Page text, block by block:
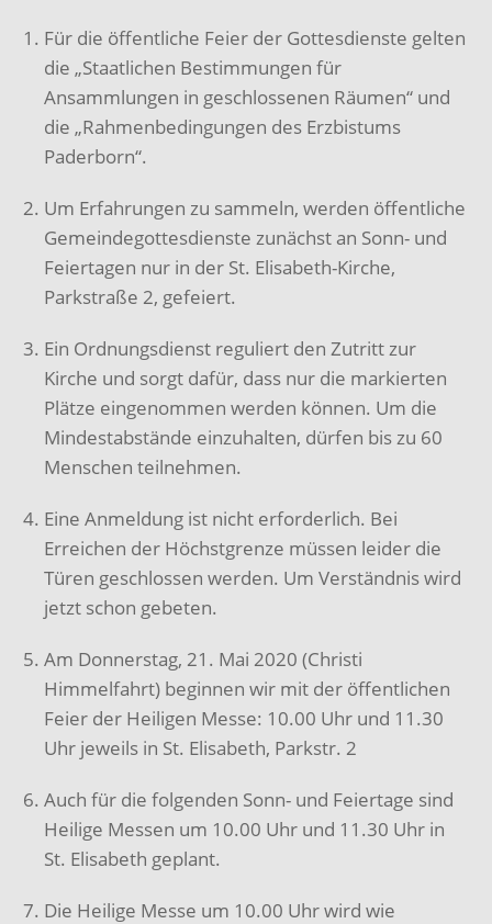
Für die öffentliche Feier der Gottesdienste gelten
die „Staatlichen Bestimmungen für
Ansammlungen in geschlossenen Räumen“ und
die „Rahmenbedingungen des Erzbistums
Paderborn“.
Um Erfahrungen zu sammeln, werden öffentliche
Gemeindegottesdienste zunächst an Sonn- und
Feiertagen nur in der St. Elisabeth-Kirche,
Parkstraße 2, gefeiert.
Ein Ordnungsdienst reguliert den Zutritt zur
Kirche und sorgt dafür, dass nur die markierten
Plätze eingenommen werden können. Um die
Mindestabstände einzuhalten, dürfen bis zu 60
Menschen teilnehmen.
Eine Anmeldung ist nicht erforderlich. Bei
Erreichen der Höchstgrenze müssen leider die
Türen geschlossen werden. Um Verständnis wird
jetzt schon gebeten.
Am Donnerstag, 21. Mai 2020 (Christi
Himmelfahrt) beginnen wir mit der öffentlichen
Feier der Heiligen Messe: 10.00 Uhr und 11.30
Uhr jeweils in St. Elisabeth, Parkstr. 2
Auch für die folgenden Sonn- und Feiertage sind
Heilige Messen um 10.00 Uhr und 11.30 Uhr in
St. Elisabeth geplant.
Die Heilige Messe um 10.00 Uhr wird wie